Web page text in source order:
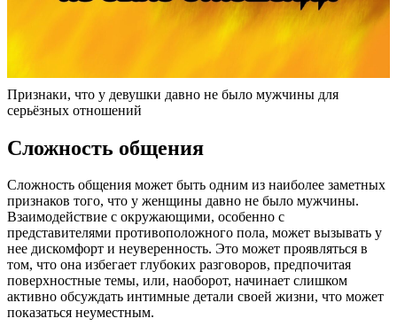
Признаки, что у девушки давно не было мужчины для
серьёзных отношений
Сложность общения
Сложность общения может быть одним из наиболее заметных
признаков того, что у женщины давно не было мужчины.
Взаимодействие с окружающими, особенно с
представителями противоположного пола, может вызывать у
нее дискомфорт и неуверенность. Это может проявляться в
том, что она избегает глубоких разговоров, предпочитая
поверхностные темы, или, наоборот, начинает слишком
активно обсуждать интимные детали своей жизни, что может
показаться неуместным.